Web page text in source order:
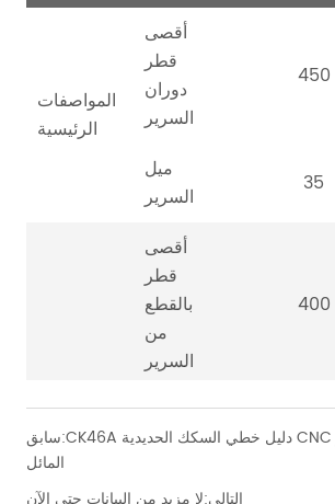
سابق:CK46A دليل خطي السكك الحديدية CNC مخرطة السرير
المائل